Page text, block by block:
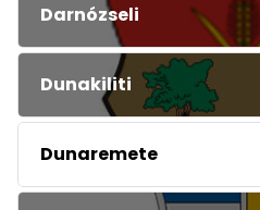
Darnózseli
Dunakiliti
Dunaremete